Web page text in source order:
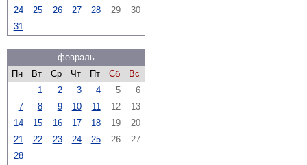
24
25 26 27 28 29
30
31
февраль
Пн
Вт Ср Чт Пт Сб
Вс
1
2 3 4 5
6
7
8 9 10 11 12
13
14
15 16 17 18 19
20
21
22 23 24 25 26
27
28